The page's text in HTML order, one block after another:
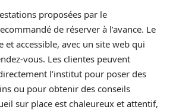
proposées par le
de réserver à l’avance. Le
et accessible, avec un site web qui
vous. Les clientes peuvent
l’institut pour poser des
ou pour obtenir des conseils
sur place est chaleureux et attentif,